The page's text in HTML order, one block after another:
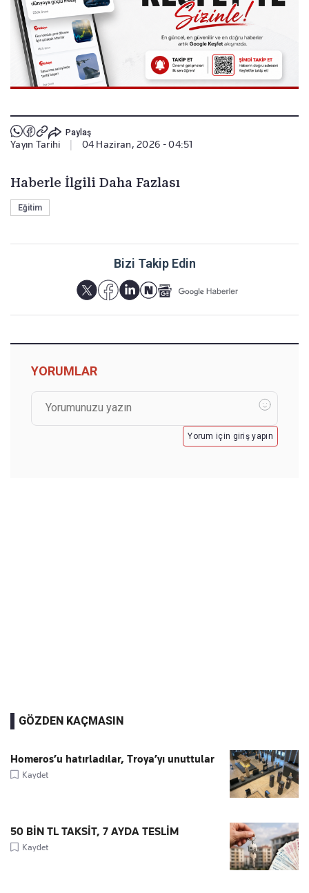
Paylaş
Yayın Tarihi 04 Haziran, 2026 - 04:51
Haberle İlgili Daha Fazlası
Eğitim
Bizi Takip Edin
YORUMLAR
Yorum için giriş yapın
GÖZDEN KAÇMASIN
Homeros’u hatırladılar, Troya’yı unuttular
Kaydet
50 BİN TL TAKSİT, 7 AYDA TESLİM
Kaydet